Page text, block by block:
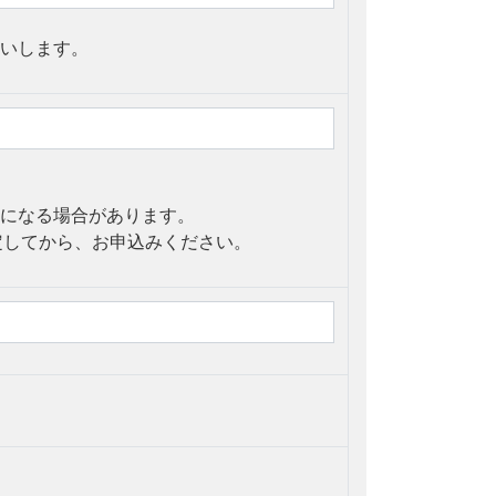
します。
なる場合があります。
てから、お申込みください。